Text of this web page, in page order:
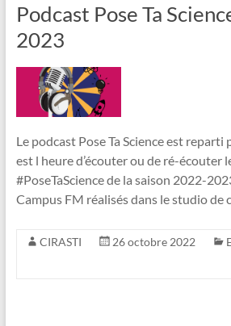
Podcast Pose Ta
2023
Le podcast Pose Ta Science est reparti
est l heure d’écouter ou de ré-écouter
#PoseTaScience de la saison 2022-
Campus FM réalisés dans le studio de
CIRASTI 26 octobre 2022